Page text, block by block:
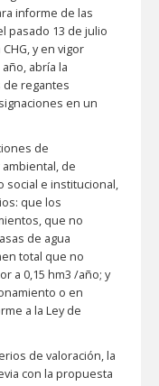
informe de las
pasado 13 de julio
y en vigor
abría la
de regantes
en un
de
de
social e institucional,
que los
que no
de agua
total que no
a 0,15 hm3 /año; y
o en
a la Ley de
de valoración, la
con la propuesta